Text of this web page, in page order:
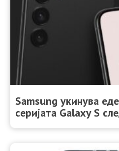
Samsung укинува
серијата Galaxy S